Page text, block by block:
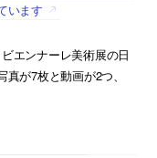
います
エンナーレ美術展の日
が7枚と動画が2つ、